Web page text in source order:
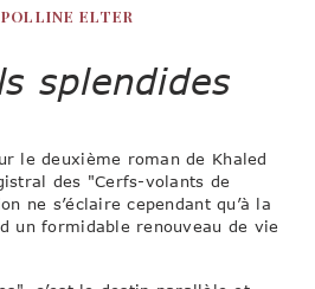
ELTER
splendides
le deuxième roman de Khaled
des "Cerfs-volants de
ne s’éclaire cependant qu’à la
un formidable renouveau de vie